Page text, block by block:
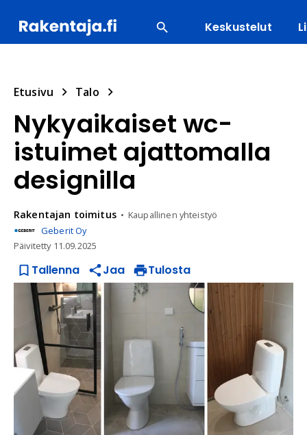
Keskustelut
Etusivu Talo
Nykyaikaiset wc-
istuimet ajattomalla
designilla
Rakentajan toimitus
Kaupallinen yhteistyö
Geberit Oy
Päivitetty 11.09.2025
Tallenna Jaa Tulosta